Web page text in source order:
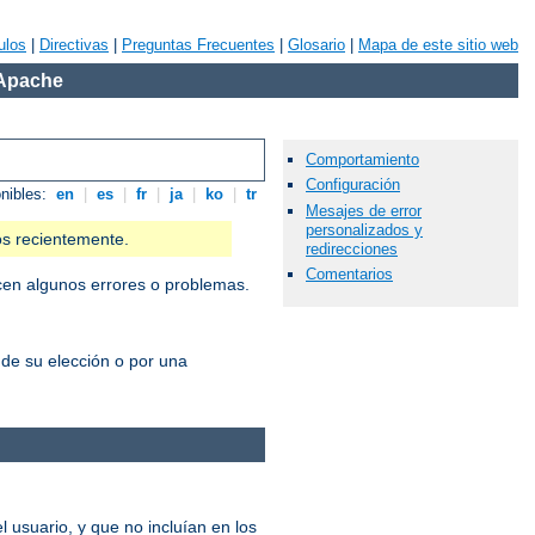
Directivas Preguntas Frecuentes Glosario Mapa de este sitio web
en es fr ja ko tr
recientemente.
algunos errores o problemas.
su elección o por una
Comportamiento
Configuración
Mesajes de error
personalizados y
redirecciones
Comentarios
usuario, y que no incluían en los